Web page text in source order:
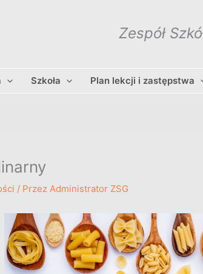
Zespół
Szkoła Plan lekcji i zastępstwa
/ Przez Administrator ZSG